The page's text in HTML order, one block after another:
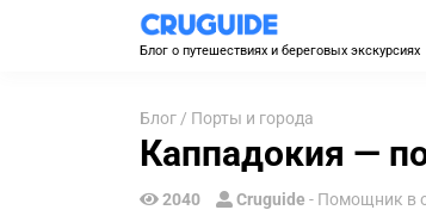
Блог о путешествиях и береговых экскурсиях
Блог / Порты и города
Каппадокия —
2040 Cruguide - Помощник в